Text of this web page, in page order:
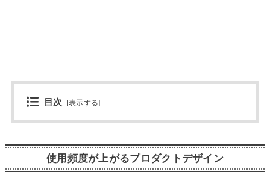
目次 [表示する]
使用頻度が上がるプロダクトデザイン